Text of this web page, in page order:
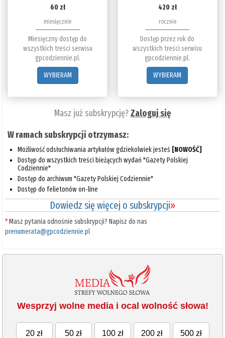
60 zł
miesięcznie
Miesięczny dostęp do
wszystkich treści serwisu
gpcodziennie.pl.
WYBIERAM
420 zł
rocznie
Dostęp przez rok do
wszystkich treści serwisu
gpcodziennie.pl.
WYBIERAM
Masz już subskrypcję?Zaloguj się
W ramach subskrypcji otrzymasz:
Możliwość odsłuchiwania artykułów gdziekolwiek jesteś [NOWOŚĆ]
Dostęp do wszystkich treści bieżących wydań "Gazety Polskiej
Codziennie"
Dostęp do archiwum "Gazety Polskiej Codziennie"
Dostęp do felietonów on-line
Dowiedz się więcej o subskrypcji»
*Masz pytania odnośnie subskrypcji? Napisz do nas
prenumerata@gpcodziennie.pl
Wesprzyj wolne media i ocal wolność słowa!
20 zł 50 zł 100 zł 200 zł 500 zł